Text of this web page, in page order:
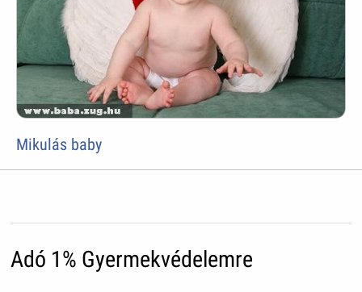
Mikulás baby
Adó 1% Gyermekvédelemre